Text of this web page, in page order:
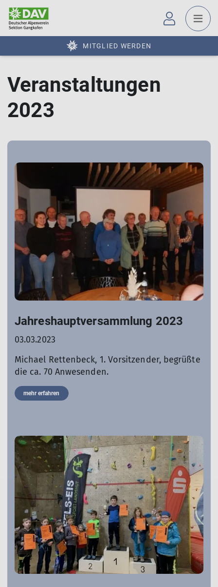
MITGLIED WERDEN
Veranstaltungen
2023
Jahreshauptversammlung 2023
03.03.2023
Michael Rettenbeck, 1. Vorsitzender, begrüßte
die ca. 70 Anwesenden.
mehr erfahren